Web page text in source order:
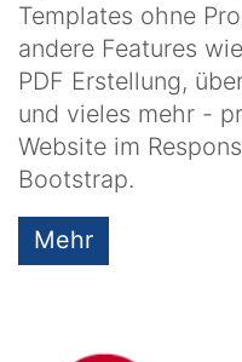
Templates ohne
andere Features
PDF Erstellung,
und vieles mehr -
Website im
Bootstrap.
Mehr